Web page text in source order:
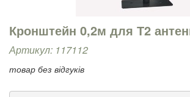
Кронштейн 0,2м для Т2
Артикул: 117112
товар без відгуків